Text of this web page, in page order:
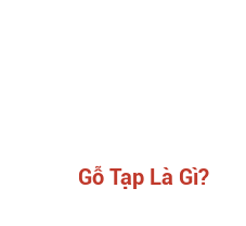
Gỗ Tạp Là Gì?